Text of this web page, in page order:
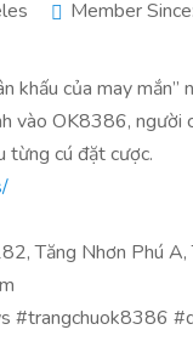
Member
khấu của may
vào OK8386, người
từng cú đặt cược.
Tăng Nhơn Phú A,
#trangchuok8386